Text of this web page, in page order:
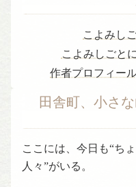
こよみし
こよみしごと
作者プロフィー
田舎町、小さ
ここには、今日も“ち
人々”がいる。